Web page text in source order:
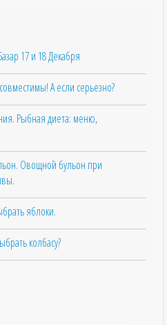
17 и 18 Декабря
А если серьезно?
Рыбная диета: меню,
Овощной бульон при
яблоки.
колбасу?